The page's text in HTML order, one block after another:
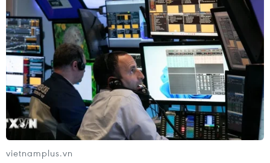
Nhật Bản thâm hụt thương mại gần 6 tỷ
USD trong tháng Một
18/02/2016 13:46
Nhật Bản đã thâm hụt thương mại 645,94 tỷ yen (5,7 tỷ
USD) trong tháng Một, do hoạt động xuất khẩu sang
Trung Quốc và một số quốc gia châu Á khác giảm sút.
vietnamplus.vn